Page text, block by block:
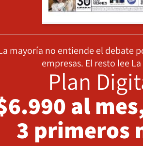
mayoría no entiende el debate
empresas. El resto lee
Plan
al
3 primeros